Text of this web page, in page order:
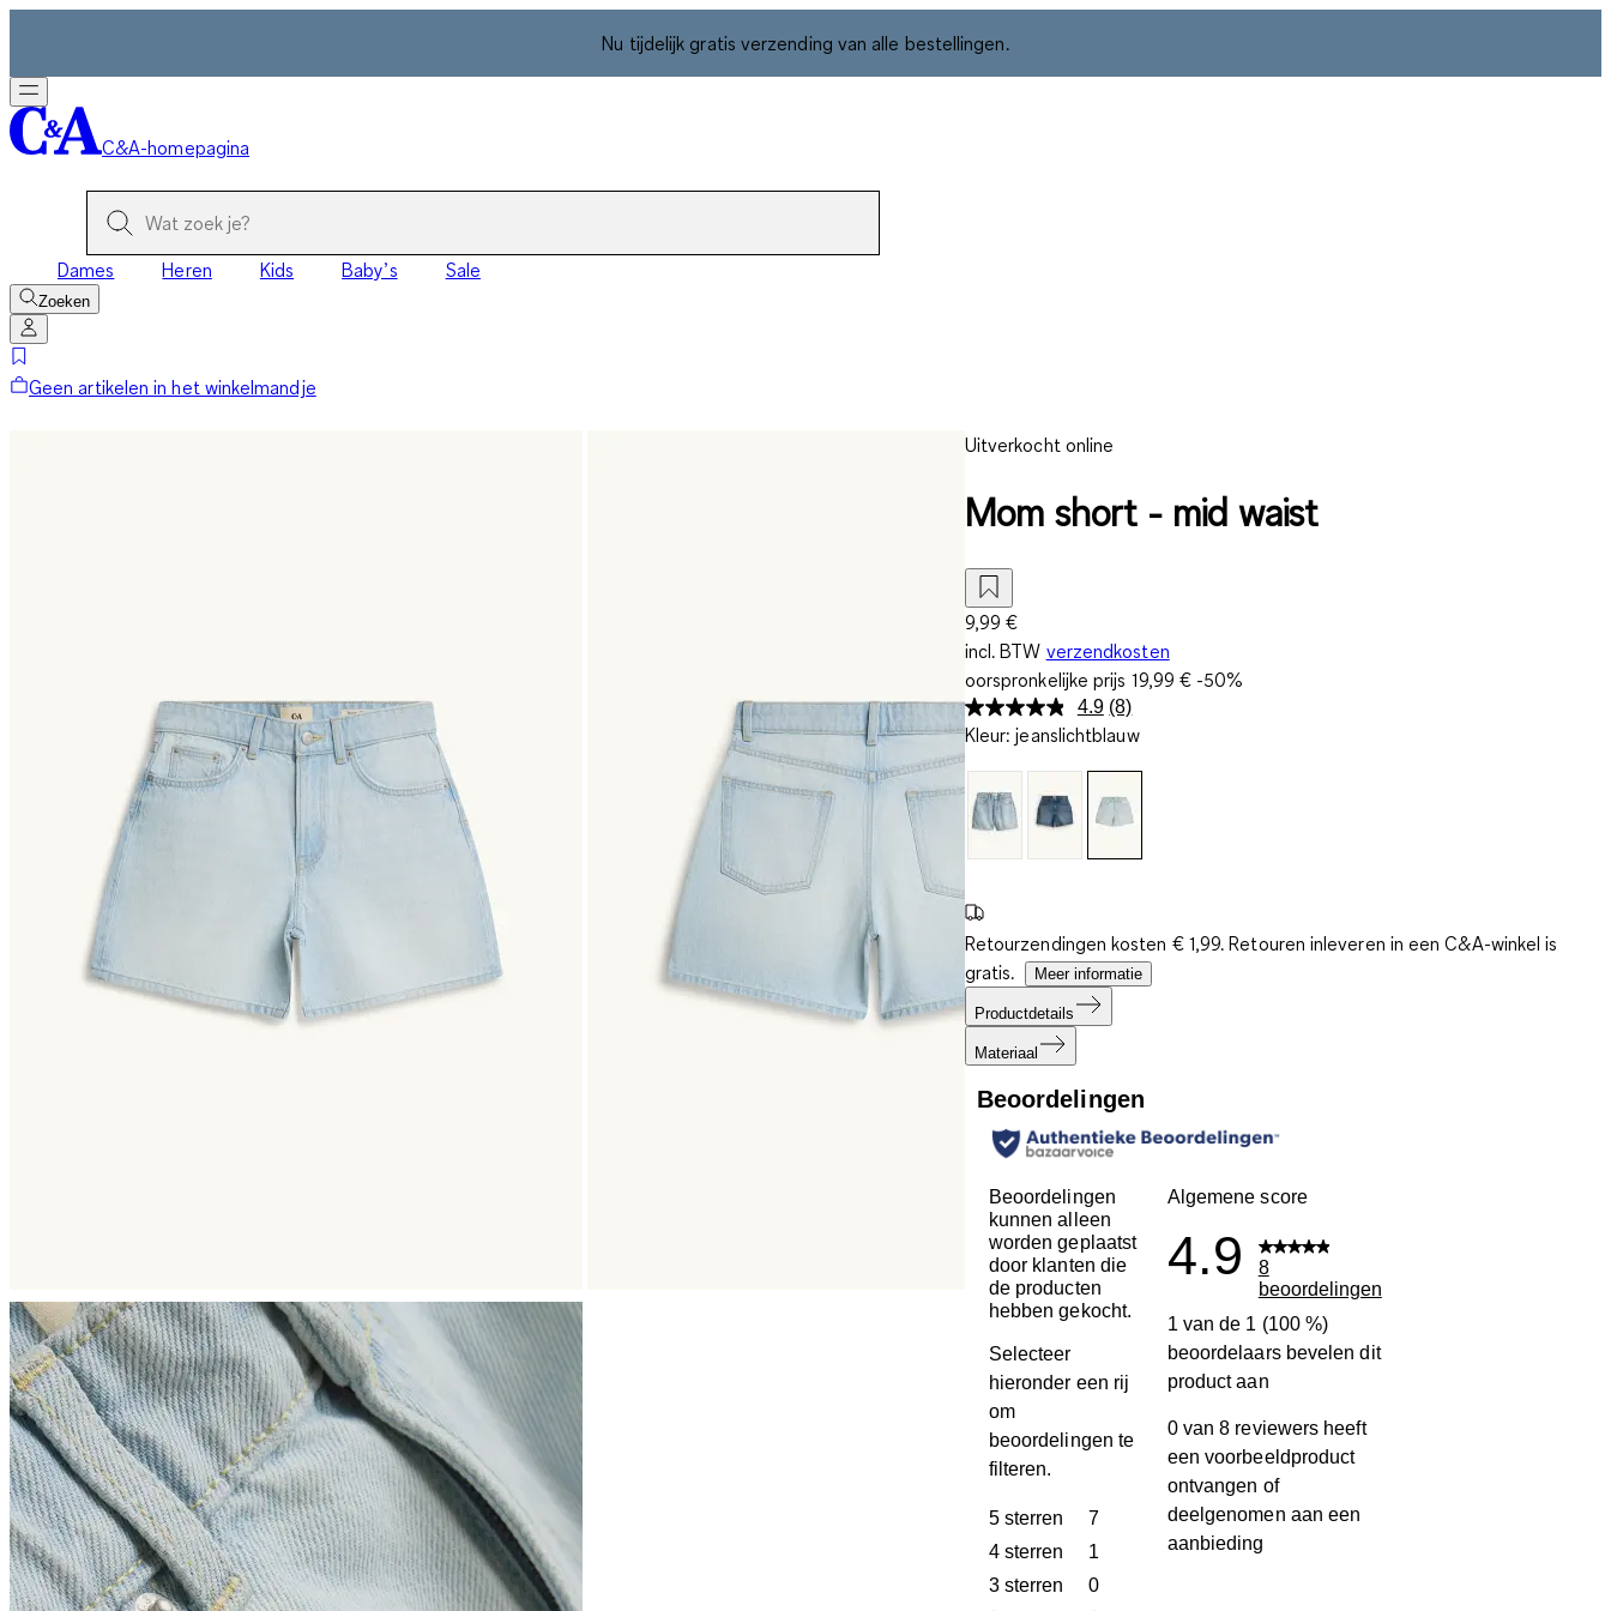
Nu tijdelijk gratis verzending van alle bestellingen.
C&A-homepagina
Dames Heren Kids Baby’s Sale
Zoeken
Geen artikelen in het winkelmandje
Uitverkocht online
Mom short - mid waist
9,99 €
incl. BTW verzendkosten
oorspronkelijke prijs 19,99 € -50%
4.9 Lees
8
Dezelfde
paginalink.
(8)
Kleur: jeanslichtblauw
Retourzendingen kosten € 1,99. Retouren inleveren in een C&A-winkel is
gratis.
Meer informatie
Productdetails
Materiaal
Beoordelingen
Beoordelingen
kunnen alleen
worden geplaatst
door klanten die
de producten
hebben gekocht.
Selecteer
hieronder een rij
om
beoordelingen te
filteren.
5 sterren sterren
7
7 beoordelingen met 5 sterren.
4 sterren sterren
1
1 beoordeling met 4 sterren.
3 sterren sterren
0
Algemene score
4.9
8
beoordelingen
1 van de 1 (100 %)
beoordelaars bevelen dit
product aan
0 van 8 reviewers heeft
een voorbeeldproduct
ontvangen of
deelgenomen aan een
aanbieding